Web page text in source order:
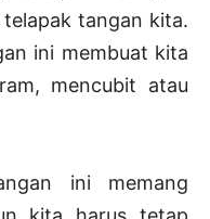
tangan kita.
ini membuat kita
mencubit atau
ini memang